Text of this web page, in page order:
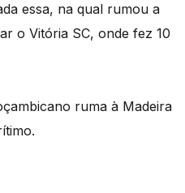
essa, na qual rumou a
o Vitória SC, onde fez 10
ruma à Madeira